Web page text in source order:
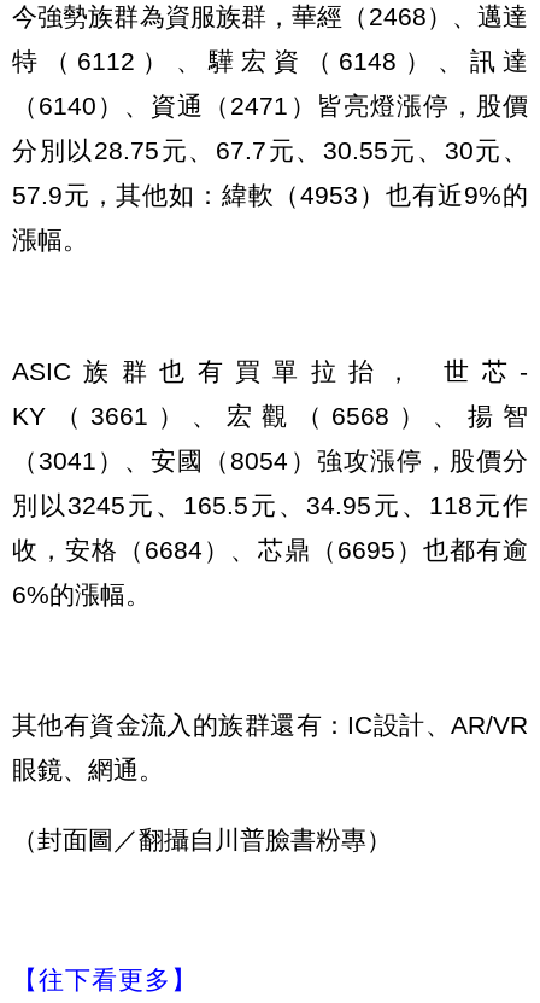
今強勢族群為資服族群，華經（2468）、邁達
特（6112）、驊宏資（6148）、訊達
（6140）、資通（2471）皆亮燈漲停，股價
分別以28.75元、67.7元、30.55元、30元、
57.9元，其他如：緯軟（4953）也有近9%的
漲幅。
ASIC族群也有買單拉抬， 世芯-
KY（3661）、宏觀（6568）、揚智
（3041）、安國（8054）強攻漲停，股價分
別以3245元、165.5元、34.95元、118元作
收，安格（6684）、芯鼎（6695）也都有逾
6%的漲幅。
其他有資金流入的族群還有：IC設計、AR/VR
眼鏡、網通。
（封面圖／翻攝自川普臉書粉專）
【往下看更多】